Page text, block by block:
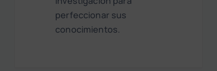
perfeccionar sus
conocimientos.